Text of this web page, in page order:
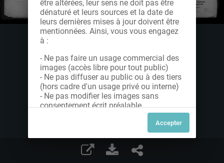
être altérées, leur sens ne doit pas être
dénaturé et leurs sources et la date de
leurs dernières mises à jour doivent être
mentionnées. Ainsi, vous vous engagez
à :
- Ne pas faire un usage commercial des
images (accès libre pour tout public)
- Ne pas diffuser au public ou à des tiers
(hors cadre d'un usage privé ou interne)
- Ne pas modifier les images sans
consentement écrit préalable
Dans le cas contraire, nous vous invitons
à nous contacter afin de solliciter le type
de Licence souhaitée parmi celles
proposées et le cas échéant, acquitter